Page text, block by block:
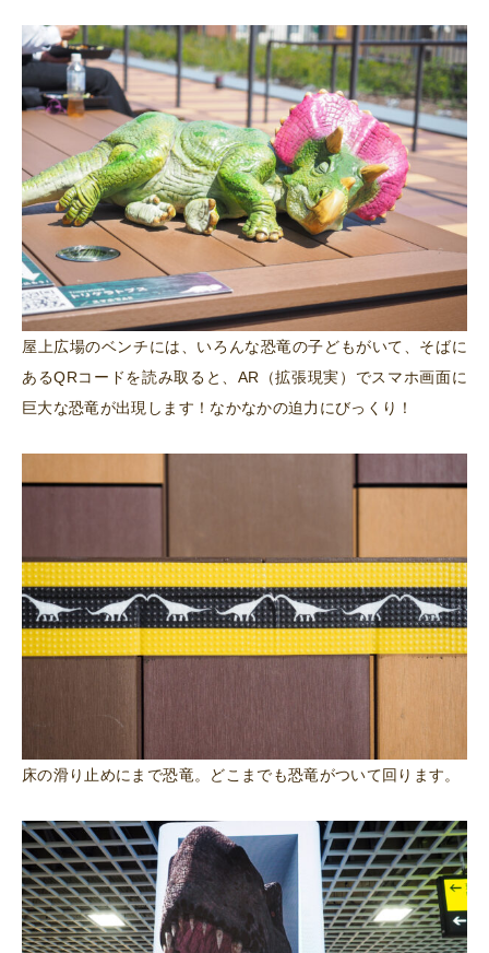
屋上広場のベンチには、いろんな恐竜の子どもがいて、そばに
あるQRコードを読み取ると、AR（拡張現実）でスマホ画面に
巨大な恐竜が出現します！ なかなかの迫力にびっくり！
床の滑り止めにまで恐竜。どこまでも恐竜がついて回ります。